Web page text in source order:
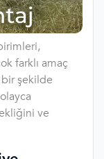
farklı amaç
bir şekilde
ve